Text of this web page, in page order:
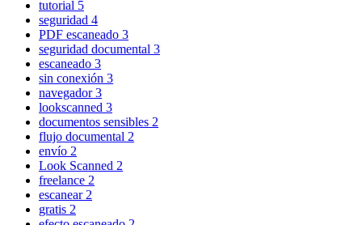
tutorial 5
seguridad 4
PDF escaneado 3
seguridad documental 3
escaneado 3
sin conexión 3
navegador3
lookscanned 3
documentos sensibles 2
flujo documental 2
envío 2
Look Scanned 2
freelance 2
escanear 2
gratis 2